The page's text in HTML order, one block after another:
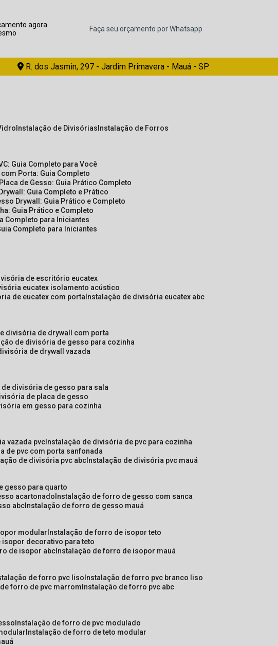
agora
Faça seu orçamento por Whatsapp
R. dos Jasmin, 297 - Jardim Primavera - Mauá - SP
Instalação de Divisórias Instalação de Forros
Guia Completo para Você
Porta: Guia Completo
de Gesso: Guia Prático Completo
Guia Completo e Prático
Drywall: Guia Prático e Completo
Guia Prático e Completo
Completo para Iniciantes
Completo para Iniciantes
de escritório eucatex
eucatex isolamento acústico
de eucatex com porta instalação de divisória eucatex abc
divisória de drywall com porta
de divisória de gesso para cozinha
de drywall vazada
de divisória de gesso para sala
de placa de gesso
em gesso para cozinha
vazada pvc instalação de divisória de pvc para cozinha
de pvc com porta sanfonada
de divisória pvc abc instalação de divisória pvc mauá
gesso para quarto
acartonado instalação de forro de gesso com sanca
abc instalação de forro de gesso mauá
modular instalação de forro de isopor teto
isopor decorativo para teto
de isopor abc instalação de forro de isopor mauá
de forro pvc liso instalação de forro pvc branco liso
forro de pvc marrom instalação de forro pvc abc
instalação de forro de pvc modulado
instalação de forro de teto modular